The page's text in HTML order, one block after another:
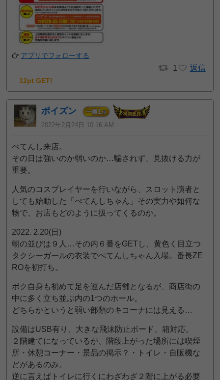
アプリでフォローする
1 返信
12pt GET!
ポイズン 一般1位
2022年2月24日 10:16 AM
ぺてんし来店。
その日は強いのか弱いのか…騙されず、見抜ける力が
重要。
人気のコスプレイヤーを行いながら、スロット演者と
しても始動した「ぺてんしちゃん」その実力や如何な
物で、お店もどのように扱ってくるのか。
2022. 2.20(日)
朝の並びは９人…その内６番をGETし、黄色く目立つ
タクシーガールの衣装でぺてんしちゃん入場。番長ZE
ROを初打ち。
ボク自身も初めて足を運んだ店舗となるが、商店街の
中に多く立ち並ぶ内の1つのホール。
どちらかというと弱い部類のキコーナには見える…
設備はUSB有り、大きな飛沫防止ボード、箱対応。
２階建てになっているが、階段上がった場所には喫煙
所・休憩コーナー・景品の掲示？・トイレ・自販機な
どがあるのみ。
逆に言えばトイレに行くにわざわざ２階に上がる必要